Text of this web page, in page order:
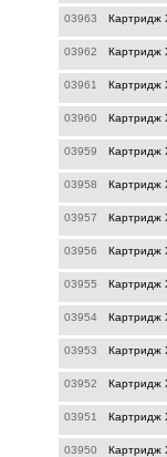
03963 Картридж
03962 Картридж
03961 Картридж
03960 Картридж
03959 Картридж
03958 Картридж
03957 Картридж
03956 Картридж
03955 Картридж
03954 Картридж
03953 Картридж
03952 Картридж
03951 Картридж
03950 Картридж